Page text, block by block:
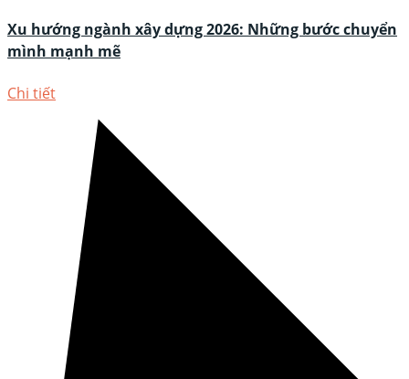
Xu hướng ngành xây dựng 2026: Những bước chuyển
mình mạnh mẽ
Chi tiết